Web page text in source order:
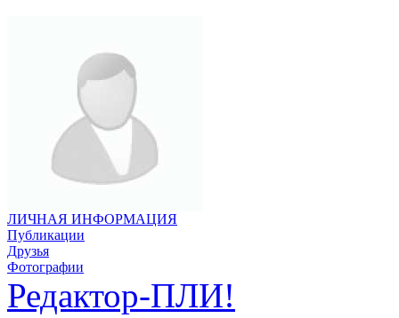
ЛИЧНАЯ ИНФОРМАЦИЯ
Публикации
Друзья
Фотографии
Редактор-ПЛИ!